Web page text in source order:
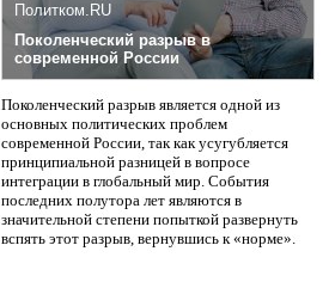
Политком.RU
Поколенческий разрыв в
современной России
Поколенческий разрыв является одной из
основных политических проблем
современной России, так как усугубляется
принципиальной разницей в вопросе
интеграции в глобальный мир. События
последних полутора лет являются в
значительной степени попыткой развернуть
вспять этот разрыв, вернувшись к «норме».